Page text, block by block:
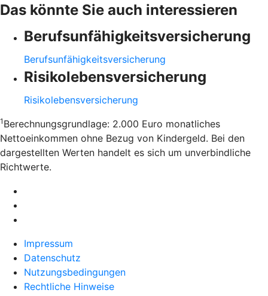
Das könnte Sie auch interessieren
Berufsunfähigkeitsversicherung
Berufsunfähigkeitsversicherung
Risikolebensversicherung
Risikolebensversicherung
1 Berechnungsgrundlage: 2.000 Euro monatliches
Nettoeinkommen ohne Bezug von Kindergeld. Bei den
dargestellten Werten handelt es sich um unverbindliche
Richtwerte.
Impressum
Datenschutz
Nutzungsbedingungen
Rechtliche Hinweise